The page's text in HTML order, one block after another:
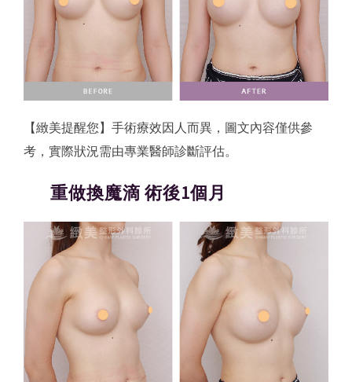
【緻美提醒您】手術療效因人而異，圖文內容僅供參
考，實際狀況需由專業醫師診斷評估。
重做換魔滴 術後1個月